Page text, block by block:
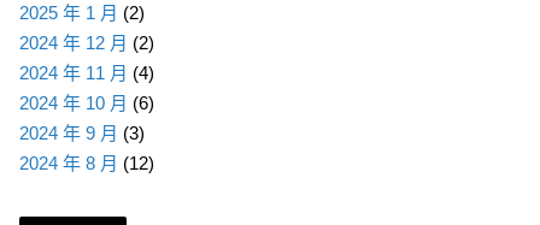
2025 年 1 月 (2)
2024 年 12 月 (2)
2024 年 11 月 (4)
2024 年 10 月 (6)
2024 年 9 月 (3)
2024 年 8 月 (12)